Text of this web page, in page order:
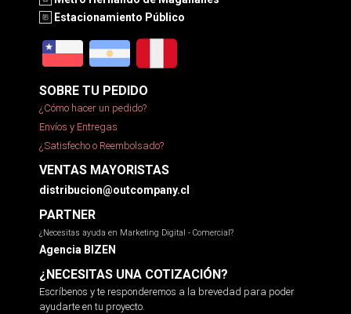
Estacionamiento Público
SOBRE TU PEDIDO
¿Cómo hacer un pedido?
Envíos y Entregas
¿Satisfecho o Reembolsado?
VENTAS MAYORISTAS
distribucion@outcompany.cl
PARTNER
¿Necesitas ayuda en Marketing Digital - Comercial?
Agencia BIZEN
¿NECESITAS UNA COTIZACIÓN?
Escríbenos y te responderemos a la brevedad para poder
ayudarte en tu proyecto.